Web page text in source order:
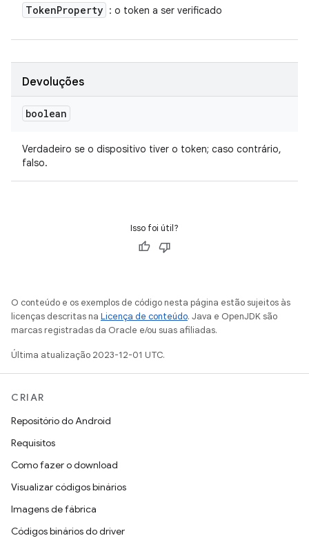
TokenProperty : o token a ser verificado
Devoluções
boolean
Verdadeiro se o dispositivo tiver o token; caso contrário,
falso.
Isso foi útil?
O conteúdo e os exemplos de código nesta página estão sujeitos às
licenças descritas na Licença de conteúdo. Java e OpenJDK são
marcas registradas da Oracle e/ou suas afiliadas.
Última atualização 2023-12-01 UTC.
CRIAR
Repositório do Android
Requisitos
Como fazer o download
Visualizar códigos binários
Imagens de fábrica
Códigos binários do driver